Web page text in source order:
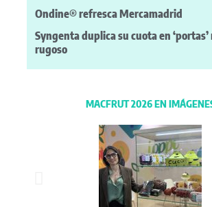
Ondine® refresca Mercamadrid
Syngenta duplica su cuota en
rugoso
MACFRUT 2026 EN